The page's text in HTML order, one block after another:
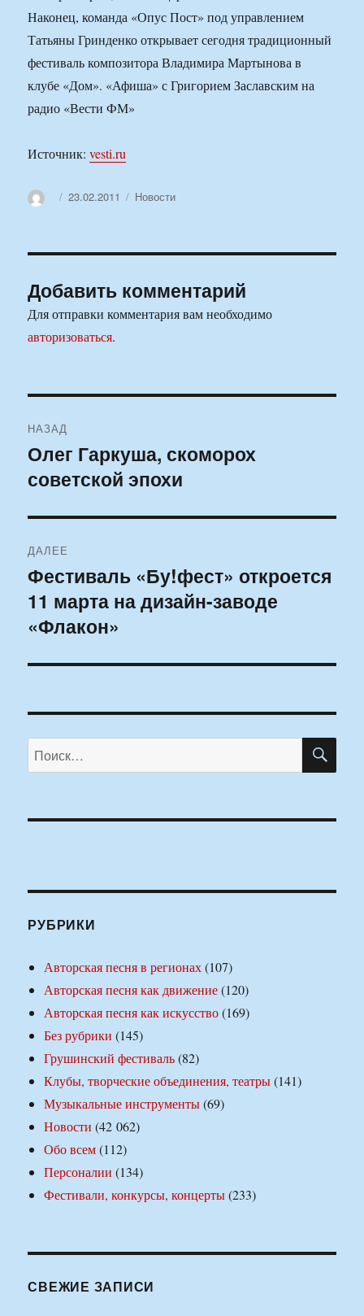
Наконец, команда «Опус Пост» под управлением
Татьяны Гринденко открывает сегодня традиционный
фестиваль композитора Владимира Мартынова в
клубе «Дом». «Афиша» с Григорием Заславским на
радио «Вести ФМ»
Источник:vesti.ru
АвторОпубликовано
23.02.2011 Рубрики
Новости
Добавить комментарий
Для отправки комментария вам необходимо
авторизоваться.
по
записям
НАЗАД
Предыдущая
запись:
Олег Гаркуша, скоморох
советской эпохи
ДАЛЕЕ
Следующая
запись:
Фестиваль «Бу!фест» откроется
11 марта на дизайн-заводе
«Флакон»
Искать:
РУБРИКИ
Авторская песня в регионах(107)
Авторская песня как движение(120)
Авторская песня как искусство(169)
Без рубрики (145)
Грушинский фестиваль(82)
Клубы, творческие объединения, театры(141)
Музыкальные инструменты(69)
Новости (42 062)
Обо всем(112)
Персоналии (134)
Фестивали, конкурсы, концерты(233)
СВЕЖИЕ ЗАПИСИ